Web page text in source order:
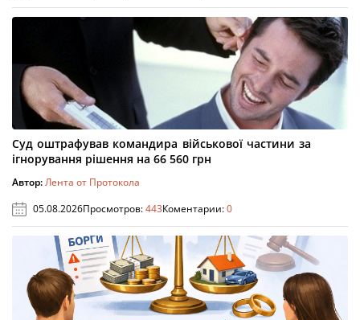
Суд оштрафував командира військової частини за
ігнорування рішення на 66 560 грн
Автор:Лента от Протокола
05.08.2026Просмотров:443Коментарии:0